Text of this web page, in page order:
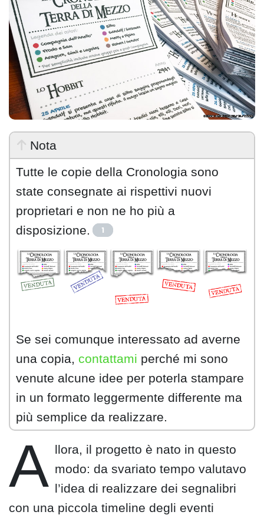
Nota
Tutte le copie della Cronologia sono
state consegnate ai rispettivi nuovi
proprietari e non ne ho più a
disposizione.
1
Se sei comunque interessato ad averne
una copia, contattami perché mi sono
venute alcune idee per poterla stampare
in un formato leggermente differente ma
più semplice da realizzare.
A llora, il progetto è nato in questo
modo: da svariato tempo valutavo
l’idea di realizzare dei segnalibri
con una piccola timeline degli eventi